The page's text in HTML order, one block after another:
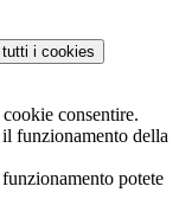
i cookies
consentire.
funzionamento della
potete